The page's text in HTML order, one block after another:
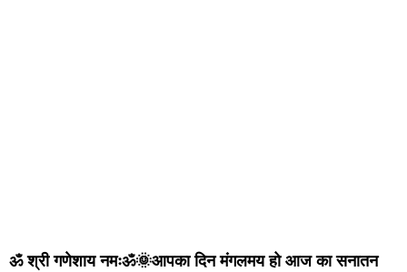
ॐ श्री गणेशाय नमःॐ🌞आपका दिन मंगलमय हो आज का सनातन